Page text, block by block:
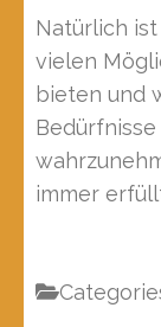
Natürlich ist
vielen
bieten und
immer